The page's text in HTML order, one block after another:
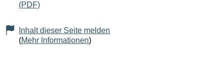
(PDF)
Inhalt dieser Seite melden
(Mehr Informationen)